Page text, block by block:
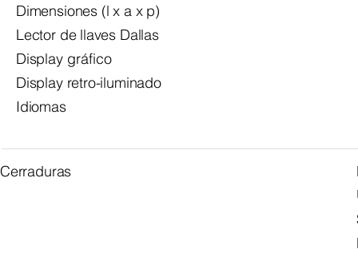
Dimensiones (l x a x p)
Lector de llaves Dallas
Display gráfico
Display retro-iluminado
Idiomas
Cerraduras